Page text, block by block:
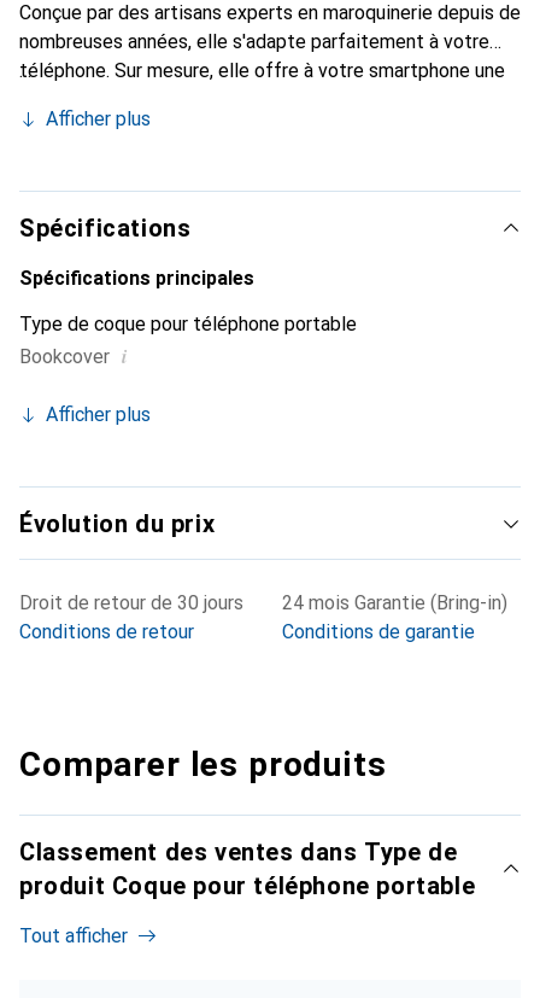
Conçue par des artisans experts en maroquinerie depuis de
nombreuses années, elle s'adapte parfaitement à votre
téléphone. Sur mesure, elle offre à votre smartphone une
devient un accessoire chic et indispensable. Reconnaître
marque Noreve est un choix sûr pour une clientèle
exigeante.
Afficher plus
Spécifications
Spécifications principales
Type de coque pour téléphone portable
Bookcover i
Afficher plus
Évolution du prix
Droit de retour de 30 jours
Conditions de retour
24 mois Garantie (Bring-in)
Conditions de garantie
Comparer les produits
Classement des ventes dans Type de
produit Coque pour téléphone portable
Tout afficher